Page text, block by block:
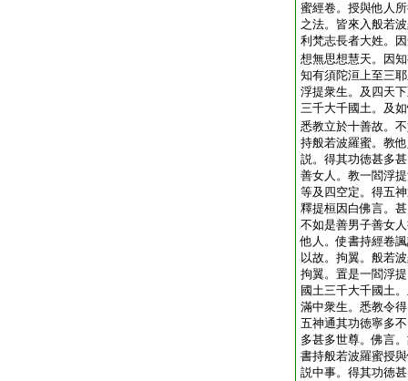
蜜經卷。授與他人
之法。皆來入般若
利梵志長者大姓。
想無思想慧天。因
知有須陀洹上至三
浮提衆生。及四天
三千大千國土。及
悉教立於十善故。
持般若波羅蜜。教
説。得其功徳甚多
善女人。教一閻浮
等及四空定。得五
釋提桓因白佛言。
不如是善男子善女
他人。使書持經卷
以故。拘翼。般若
拘翼。置是一閻浮
國土三千大千國土
滿中衆生。悉教令
五神通其功徳寧多
多甚多世尊。佛言
書持般若波羅蜜授
説中事。得其功徳